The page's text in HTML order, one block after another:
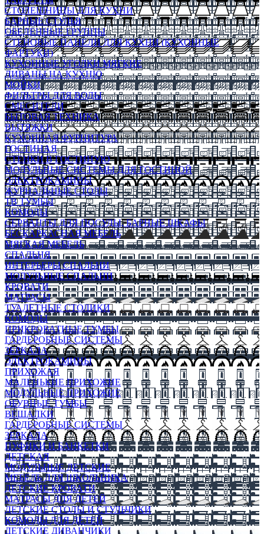
СТОЛЕШНИЦЫ ДЛЯ КУХНИ
БАРНЫЕ СТУЛЬЯ
ОБЕДЕННЫЕ ГРУППЫ
СТЕНОВЫЕ ПАНЕЛИ ДЛЯ КУХНИ (КУХОННЫЕ
ФАРТУКИ)
КУХОННЫЕ УГОЛКИ МЯГКИЕ
ДИВАНЫ НА КУХНЮ
МОЙКИ
ФИЛЬТРЫ ДЛЯ ВОДЫ
СМЕСИТЕЛИ
БЫТОВАЯ ТЕХНИКА
ВЫТЯЖКИ
КУХОННАЯ ФУРНИТУРА
ГОСТИНАЯ
СТЕНКИ В ГОСТИНУЮ
МОДУЛЬНЫЕ СИСТЕМЫ ДЛЯ ГОСТИНОЙ
ЭЛЕКТРОКАМИНЫ
ЖУРНАЛЬНЫЕ СТОЛЫ
ТВ ТУМБЫ
КОМОДЫ
СЕРВАНТЫ ДЛЯ ПОСУДЫ, БАРНЫЕ ШКАФЫ
БЕСКАРКАСНАЯ МЕБЕЛЬ
МЯГКАЯ МЕБЕЛЬ
СПАЛЬНЯ
ИНТЕРЬЕРЫ СПАЛЬНИ
МОДУЛЬНЫЕ СПАЛЬНИ
КРОВАТИ
МАТРАСЫ
ТУАЛЕТНЫЕ СТОЛИКИ
КОМОДЫ
ПРИКРОВАТНЫЕ ТУМБЫ
ГАРДЕРОБНЫЕ СИСТЕМЫ
ЗЕРКАЛА
ЭЛЕКТРОКАМИНЫ
ПРИХОЖАЯ
МАЛЕНЬКИЕ ПРИХОЖИЕ
МОДУЛЬНЫЕ ПРИХОЖИЕ
ОБУВНЫЕ ТУМБЫ
ВЕШАЛКИ
ГАРДЕРОБНЫЕ СИСТЕМЫ
ЗЕРКАЛА
ПУФИКИ И БАНКЕТКИ
ДЕТСКАЯ
МОДУЛЬНЫЕ ДЕТСКИЕ
МЕБЕЛЬ ДЛЯ ШКОЛЬНИКА
ДЕТСКИЕ КРОВАТИ
МАТРАСЫ ДЛЯ ДЕТЕЙ
ДЕТСКИЕ СТОЛЫ И СТУЛЬЧИКИ
КОМОДЫ ДЛЯ ДЕТЕЙ
ДЕТСКИЕ ДИВАНЧИКИ